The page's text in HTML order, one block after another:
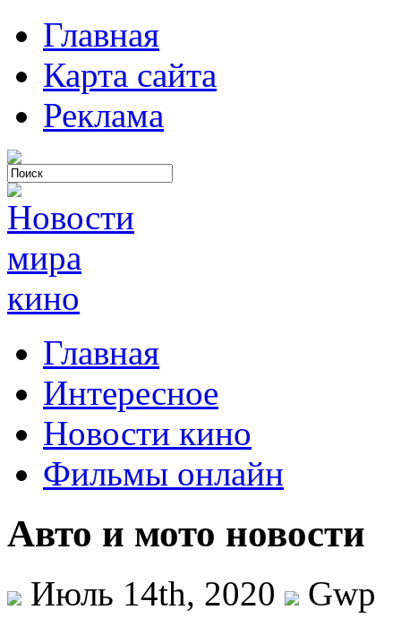
Главная
Карта сайта
Реклама
Главная
Интересное
Новости кино
Фильмы онлайн
Авто и мото новости
Июль 14th, 2020
Gwp